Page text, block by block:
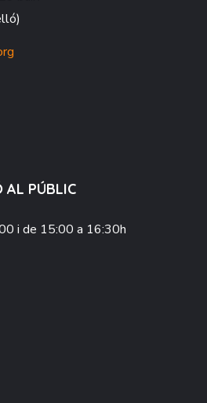
AL PÚBLIC
i de 15:00 a 16:30h